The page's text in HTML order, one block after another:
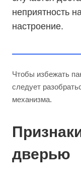
неприятность
настроение.
Чтобы избежать
следует
механизма.
дверью